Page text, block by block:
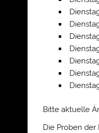
Bitte aktuelle
Die Proben